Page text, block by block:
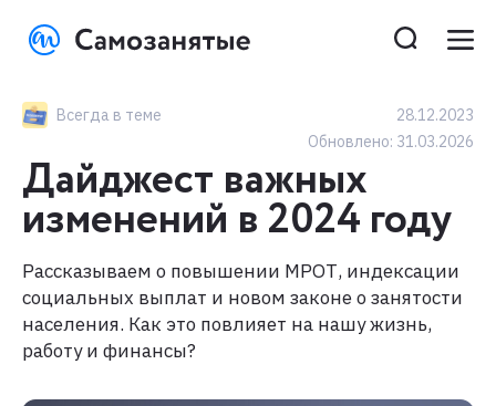
Всегда в теме
28.12.2023
Обновлено: 31.03.2026
Дайджест важных
изменений в 2024 году
Рассказываем о повышении МРОТ, индексации
социальных выплат и новом законе о занятости
населения. Как это повлияет на нашу жизнь,
работу и финансы?